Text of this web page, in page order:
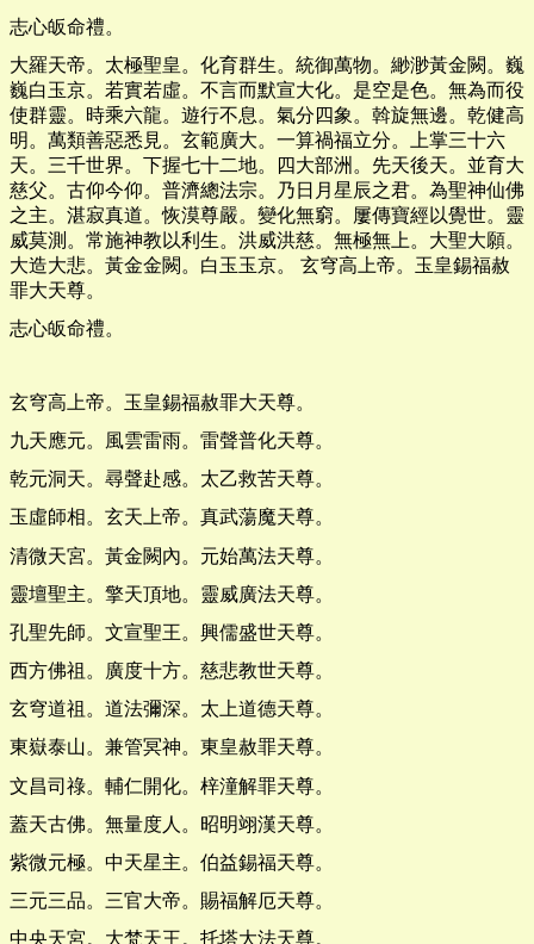
志心皈命禮。
大羅天帝。太極聖皇。化育群生。統御萬物。緲渺黃金闕。巍
巍白玉京。若實若虛。不言而默宣大化。是空是色。無為而役
使群靈。時乘六龍。遊行不息。氣分四象。斡旋無邊。乾健高
明。萬類善惡悉見。玄範廣大。一算禍福立分。上掌三十六
天。三千世界。下握七十二地。四大部洲。先天後天。並育大
慈父。古仰今仰。普濟總法宗。乃日月星辰之君。為聖神仙佛
之主。湛寂真道。恢漠尊嚴。變化無窮。屢傳寶經以覺世。靈
威莫測。常施神教以利生。洪威洪慈。無極無上。大聖大願。
大造大悲。黃金金闕。白玉玉京。 玄穹高上帝。玉皇錫福赦
罪大天尊。
志心皈命禮。
玄穹高上帝。玉皇錫福赦罪大天尊。
九天應元。風雲雷雨。雷聲普化天尊。
乾元洞天。尋聲赴感。太乙救苦天尊。
玉虛師相。玄天上帝。真武蕩魔天尊。
清微天宮。黃金闕內。元始萬法天尊。
靈壇聖主。擎天頂地。靈威廣法天尊。
孔聖先師。文宣聖王。興儒盛世天尊。
西方佛祖。廣度十方。慈悲教世天尊。
玄穹道祖。道法彌深。太上道德天尊。
東嶽泰山。兼管冥神。東皇赦罪天尊。
文昌司祿。輔仁開化。梓潼解罪天尊。
蓋天古佛。無量度人。昭明翊漢天尊。
紫微元極。中天星主。伯益錫福天尊。
三元三品。三官大帝。賜福解厄天尊。
中央天宮。大梵天王。托塔大法天尊。